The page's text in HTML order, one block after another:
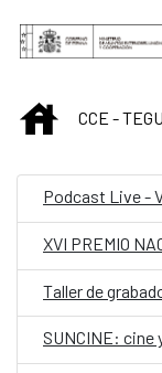
Saltar al
INICIO
CCE -
Podcast Live -
Taller de
SUNCINE: cine